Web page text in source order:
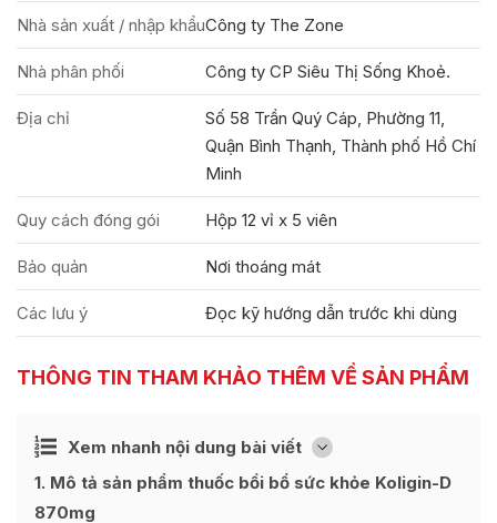
Nhà sản xuất / nhập khẩuCông ty The Zone
Nhà phân phối Công ty CP Siêu Thị Sống Khoẻ.
Địa chỉ
Số 58 Trần Quý Cáp, Phường 11,
Quận Bình Thạnh, Thành phố Hồ Chí
Minh
Quy cách đóng gói Hộp 12 vỉ x 5 viên
Bảo quản Nơi thoáng mát
Các lưu ý Đọc kỹ hướng dẫn trước khi dùng
THÔNG TIN THAM KHẢO THÊM VỀ SẢN PHẨM
Xem nhanh nội dung bài viết [
Ẩn
1 Mô tả sản phẩm thuốc bồi bổ sức khỏe Koligin-D
870mg